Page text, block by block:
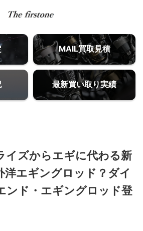
MAIL買取見積
最新買い取り実績
イズからエギに代わる新
洋エギングロッド？ダイ
ンド・エギングロッド登